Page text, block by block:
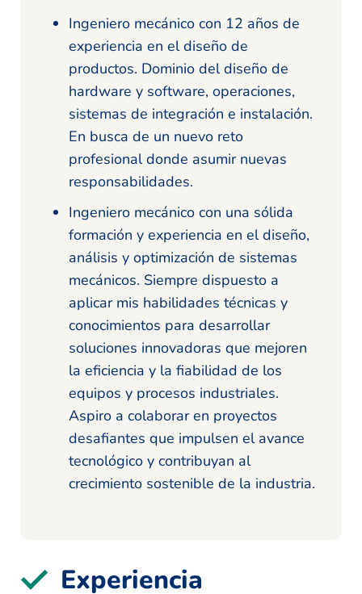
Ingeniero mecánico con 12 años de
experiencia en el diseño de
productos. Dominio del diseño de
hardware y software, operaciones,
sistemas de integración e instalación.
En busca de un nuevo reto
profesional donde asumir nuevas
responsabilidades.
Ingeniero mecánico con una sólida
formación y experiencia en el diseño,
análisis y optimización de sistemas
mecánicos. Siempre dispuesto a
aplicar mis habilidades técnicas y
conocimientos para desarrollar
soluciones innovadoras que mejoren
la eficiencia y la fiabilidad de los
equipos y procesos industriales.
Aspiro a colaborar en proyectos
desafiantes que impulsen el avance
tecnológico y contribuyan al
crecimiento sostenible de la industria.
Experiencia